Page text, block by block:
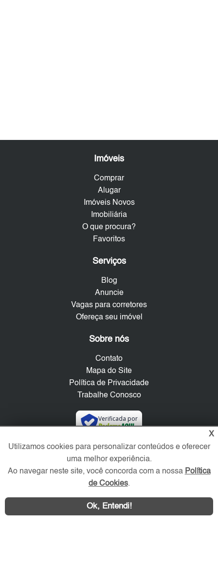
Imóveis
Comprar
Alugar
Imóveis Novos
Imobiliária
O que procura?
Favoritos
Serviços
Blog
Anuncie
Vagas para corretores
Ofereça seu imóvel
Sobre nós
Contato
Mapa do Site
Política de Privacidade
Trabalhe Conosco
Verificada por
Redes Sociais
X
Utilizamos cookies para personalizar conteúdos e oferecer
uma melhor experiência.
Ao navegar neste site, você concorda com a nossa Política
de Cookies.
Ok, Entendi!